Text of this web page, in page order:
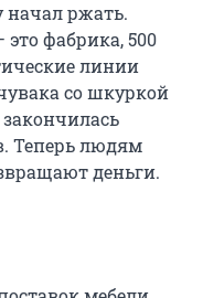
начал ржать.
фабрика, 500
линии
со шкуркой
Теперь людям
деньги.